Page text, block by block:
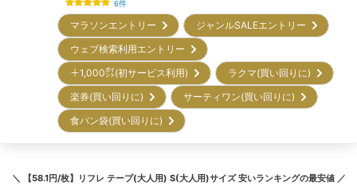
6件
マラソンエントリー
ジャンルSALEエントリー
ウェブ検索利用エントリー
＋1,000㌽(初サービス利用)
ラクマ(買い回りに)
楽券(買い回りに)
サーティワン(買い回りに)
食パン袋(買い回りに)
＼ 【58.1円/枚】リフレ テープ(大人用) S(大人用)サイズ 安いランキングの最安値 ／